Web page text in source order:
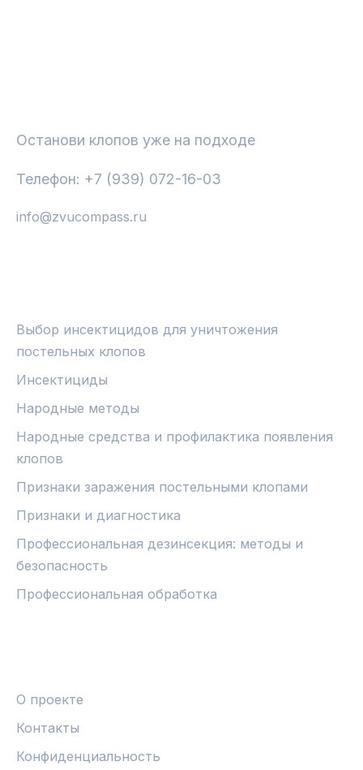
Останови клопов уже на подходе
Телефон: +7 (939) 072-16-03
info@zvucompass.ru
Выбор инсектицидов для уничтожения
постельных клопов
Инсектициды
Народные методы
Народные средства и профилактика появления
клопов
Признаки заражения постельными клопами
Признаки и диагностика
Профессиональная дезинсекция: методы и
безопасность
Профессиональная обработка
О проекте
Контакты
Конфиденциальность